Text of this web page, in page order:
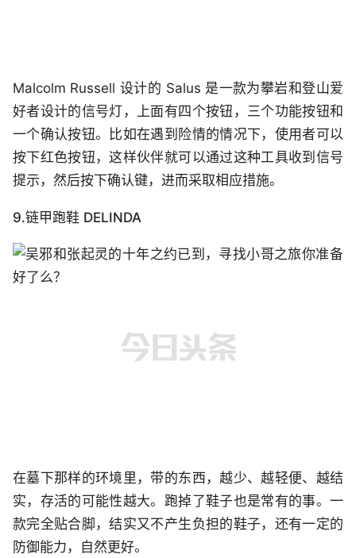
Malcolm Russell 设计的 Salus 是一款为攀岩和登山爱
好者设计的信号灯，上面有四个按钮，三个功能按钮和
一个确认按钮。比如在遇到险情的情况下，使用者可以
按下红色按钮，这样伙伴就可以通过这种工具收到信号
提示，然后按下确认键，进而采取相应措施。
9.链甲跑鞋 DELINDA
在墓下那样的环境里，带的东西，越少、越轻便、越结
实，存活的可能性越大。跑掉了鞋子也是常有的事。一
款完全贴合脚，结实又不产生负担的鞋子，还有一定的
防御能力，自然更好。